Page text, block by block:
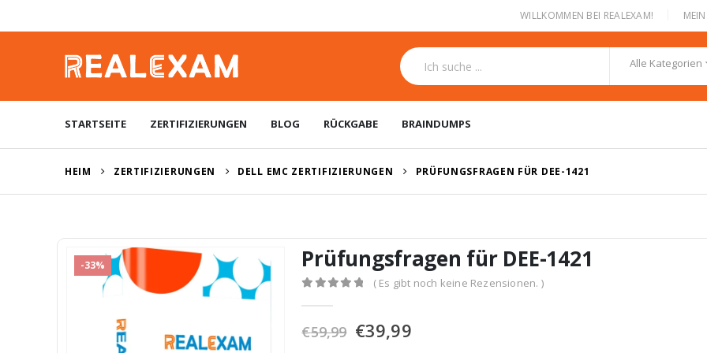
WILLKOMMEN BEI REALEXAM!
Alle Kategorien
STARTSEITE ZERTIFIZIERUNGEN BLOG RÜCKGABE BRAINDUMPS
HEIM ZERTIFIZIERUNGEN DELL EMC ZERTIFIZIERUNGEN PRÜFUNGSFRAGEN FÜR DEE-1421
-33% Prüfungsfragen für DEE-1421
( Es gibt noch keine Rezensionen. )
€59,99 Ursprünglicher
Preis
€39,99Aktueller